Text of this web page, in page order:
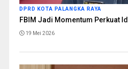
DPRD KOTA PALANGKA RAYA
FBIM Jadi Momentum Perkuat
19 Mei 2026